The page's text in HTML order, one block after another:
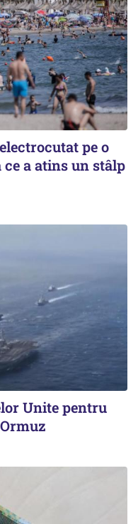
pe o
a atins un stâlp
Unite pentru